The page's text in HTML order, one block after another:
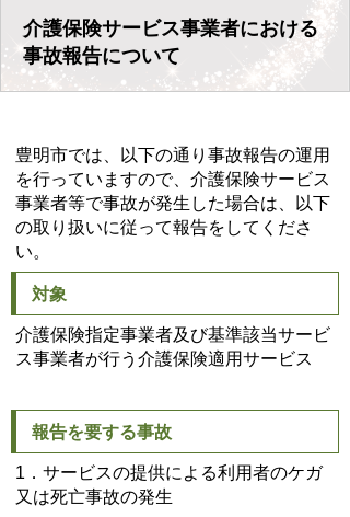
介護保険サービス事業者における
事故報告について
豊明市では、以下の通り事故報告の運用
を行っていますので、介護保険サービス
事業者等で事故が発生した場合は、以下
の取り扱いに従って報告をしてくださ
い。
対象
介護保険指定事業者及び基準該当サービ
ス事業者が行う介護保険適用サービス
報告を要する事故
1．サービスの提供による利用者のケガ
又は死亡事故の発生